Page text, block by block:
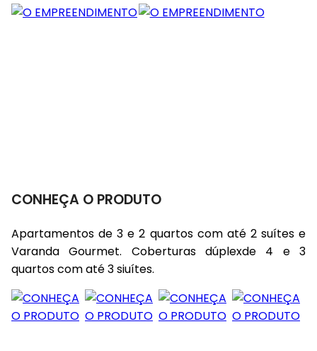
CONHEÇA O PRODUTO
Apartamentos de 3 e 2 quartos com até 2 suítes e
Varanda Gourmet. Coberturas dúplexde 4 e 3
quartos com até 3 siuítes.